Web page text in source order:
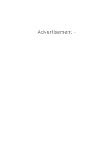
- Advertisement -